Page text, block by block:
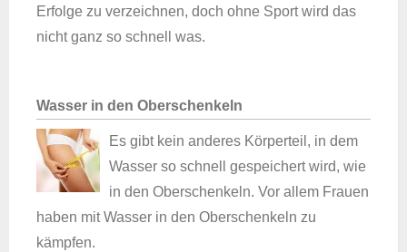
Erfolge zu verzeichnen, doch ohne Sport wird das
nicht ganz so schnell was.
Wasser in den Oberschenkeln
Es gibt kein anderes Körperteil, in dem
Wasser so schnell gespeichert wird, wie
in den Oberschenkeln. Vor allem Frauen
haben mit Wasser in den Oberschenkeln zu
kämpfen.